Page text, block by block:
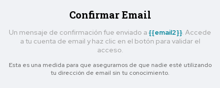
Confirmar Email
Un mensaje de confirmación fue enviado a {{email2}} . Accede
a tu cuenta de email y haz clic en el botón para validar el
acceso.
Esta es una medida para que asegurarnos de que nadie esté utilizando
tu dirección de email sin tu conocimiento.